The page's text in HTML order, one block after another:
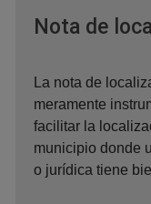
Nota de
La nota de
meramente
facilitar la
municipio donde
o jurídica tiene